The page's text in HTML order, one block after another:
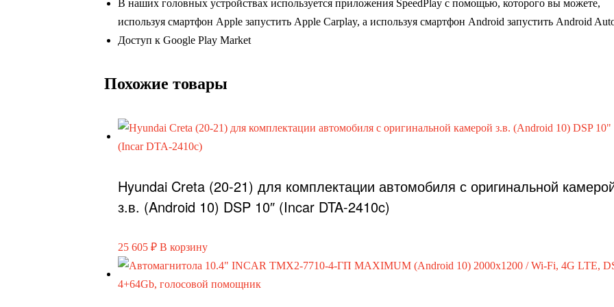
В наших головных устройствах используется приложения SpeedPlay с помощью, которого вы можете,
используя смартфон Apple запустить Apple Carplay, а используя смартфон Android запустить Android
Доступ к Google Play Market
Похожие товары
Hyundai Creta (20-21) для комплектации автомобиля с оригинальной
з.в. (Android 10) DSP 10″ (Incar DTA-2410c)
25 605 ₽ В корзину